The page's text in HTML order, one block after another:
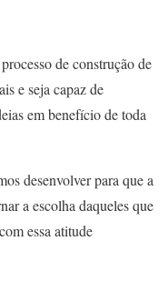
de construção de
e seja capaz de
em benefício de toda
desenvolver para que a
a escolha daqueles que
essa atitude